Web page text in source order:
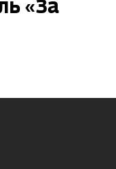
«За